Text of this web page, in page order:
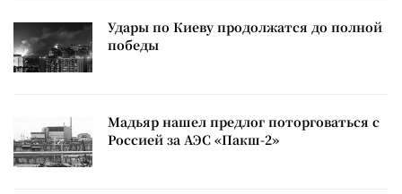
Удары по Киеву продолжатся до полной
победы
Мадьяр нашел предлог поторговаться с
Россией за АЭС «Пакш-2»